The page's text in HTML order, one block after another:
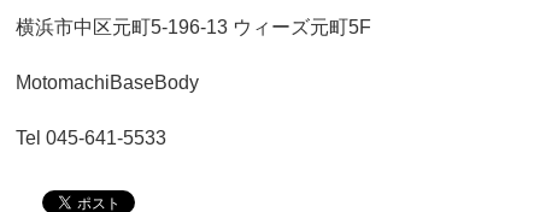
横浜市中区元町5-196-13 ウィーズ元町5F
MotomachiBaseBody
Tel 045-641-5533